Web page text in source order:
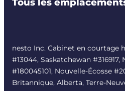
nesto Inc. Cabinet en courtage
#13044, Saskatchewan
#180045101, Nouvelle-Écosse #
Britannique, Alberta, Terre-